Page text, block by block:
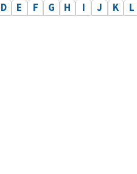
D E F G H I J K L